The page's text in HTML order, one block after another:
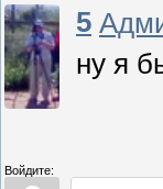
5
ну я
Войдите: